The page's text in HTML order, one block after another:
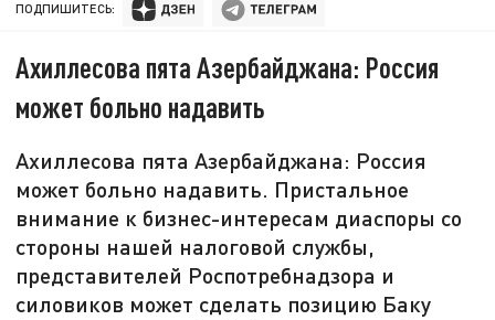
ПОДПИШИТЕСЬ:
Ахиллесова пята Азербайджана: Россия
может больно надавить
Ахиллесова пята Азербайджана: Россия
может больно надавить. Пристальное
внимание к бизнес-интересам диаспоры со
стороны нашей налоговой службы,
представителей Роспотребнадзора и
силовиков может сделать позицию Баку